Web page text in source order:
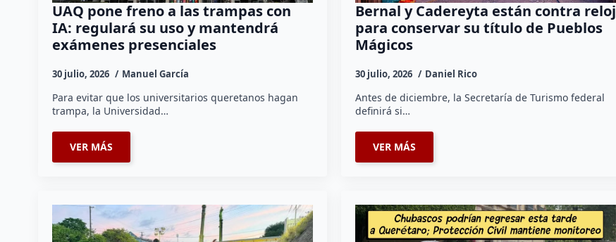
UAQ pone freno a las trampas con
IA: regulará su uso y mantendrá
exámenes presenciales
30 julio, 2026 Manuel García
Para evitar que los universitarios queretanos hagan
trampa, la Universidad…
VER MÁS
Bernal y Cadereyta están contra reloj
para conservar su título de Pueblos
Mágicos
30 julio, 2026 Daniel Rico
Antes de diciembre, la Secretaría de Turismo federal
definirá si…
VER MÁS